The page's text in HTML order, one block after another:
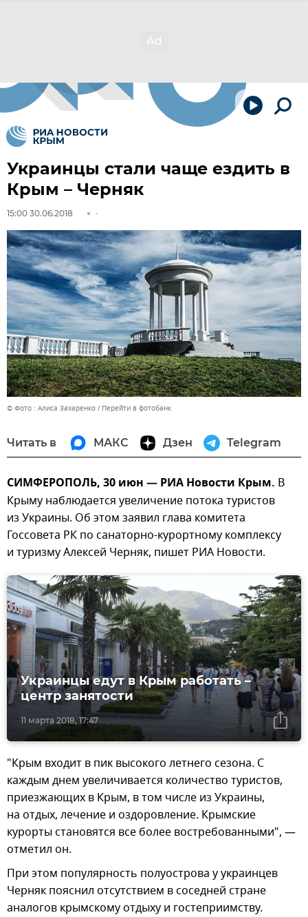
Украинцы стали чаще ездить в
Крым – Черняк
15:00 30.06.2018
© Фото : Алиса Захаренко Перейти в фотобанк
Читать в МАКС Дзен Telegram
СИМФЕРОПОЛЬ, 30 июн — РИА Новости Крым. В
Крыму наблюдается увеличение потока туристов
из Украины. Об этом заявил глава комитета
Госсовета РК по санаторно-курортному комплексу
и туризму Алексей Черняк, пишет РИА Новости.
11 марта 2018, 17:47
Украинцы едут в Крым работать –
центр занятости
"Крым входит в пик высокого летнего сезона. С
каждым днем увеличивается количество туристов,
приезжающих в Крым, в том числе из Украины,
на отдых, лечение и оздоровление. Крымские
курорты становятся все более востребованными", —
отметил он.
При этом популярность полуострова у украинцев
Черняк пояснил отсутствием в соседней стране
аналогов крымскому отдыху и гостеприимству.